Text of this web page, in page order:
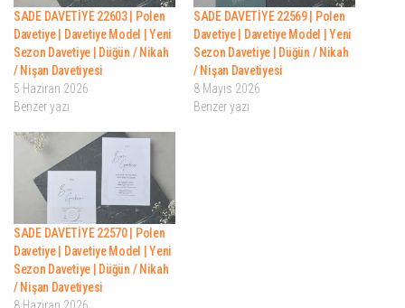
SADE DAVETİYE 22603 | Polen
Davetiye | Davetiye Model | Yeni
Sezon Davetiye | Düğün / Nikah
/ Nişan Davetiyesi
5 Haziran 2026
Benzer yazı
SADE DAVETİYE 22569 | Polen
Davetiye | Davetiye Model | Yeni
Sezon Davetiye | Düğün / Nikah
/ Nişan Davetiyesi
8 Mayıs 2026
Benzer yazı
SADE DAVETİYE 22570 | Polen
Davetiye | Davetiye Model | Yeni
Sezon Davetiye | Düğün / Nikah
/ Nişan Davetiyesi